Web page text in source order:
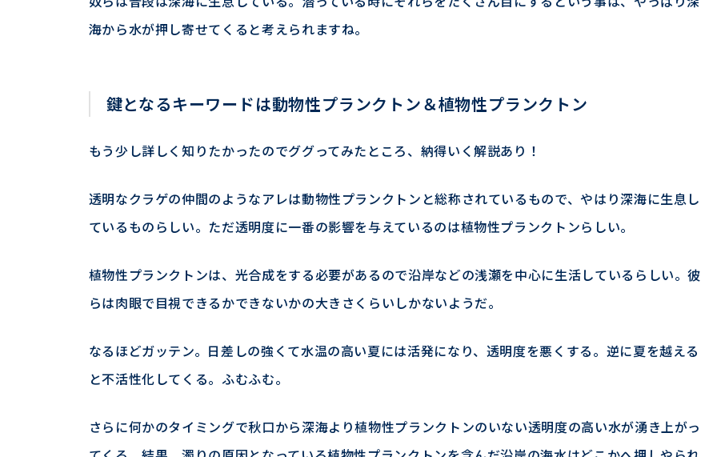
海から水が押し寄せてくると考えられますね。
鍵となるキーワードは動物性プランクトン＆植物性プランクトン
もう少し詳しく知りたかったのでググってみたところ、納得いく解説あり！
透明なクラゲの仲間のようなアレは動物性プランクトンと総称されているもので、やはり深海に生息し
ているものらしい。ただ透明度に一番の影響を与えているのは植物性プランクトンらしい。
植物性プランクトンは、光合成をする必要があるので沿岸などの浅瀬を中心に生活しているらしい。彼
らは肉眼で目視できるかできないかの大きさくらいしかないようだ。
なるほどガッテン。日差しの強くて水温の高い夏には活発になり、透明度を悪くする。逆に夏を越える
と不活性化してくる。ふむふむ。
さらに何かのタイミングで秋口から深海より植物性プランクトンのいない透明度の高い水が湧き上がっ